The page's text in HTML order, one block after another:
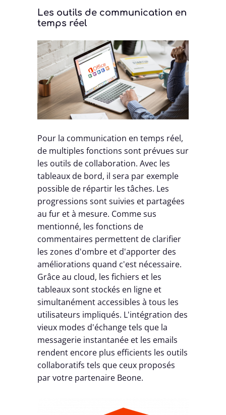
Les outils de communication en
temps réel
Pour la communication en temps réel,
de multiples fonctions sont prévues sur
les outils de collaboration. Avec les
tableaux de bord, il sera par exemple
possible de répartir les tâches. Les
progressions sont suivies et partagées
au fur et à mesure. Comme sus
mentionné, les fonctions de
commentaires permettent de clarifier
les zones d'ombre et d'apporter des
améliorations quand c'est nécessaire.
Grâce au cloud, les fichiers et les
tableaux sont stockés en ligne et
simultanément accessibles à tous les
utilisateurs impliqués. L'intégration des
vieux modes d'échange tels que la
messagerie instantanée et les emails
rendent encore plus efficients les outils
collaboratifs tels que ceux proposés
par votre partenaire Beone.